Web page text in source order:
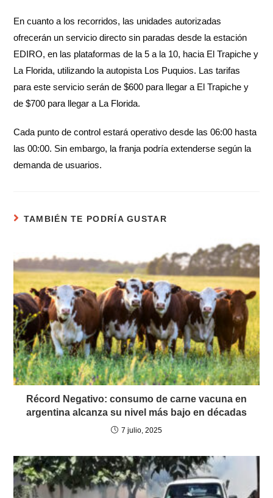
En cuanto a los recorridos, las unidades autorizadas
ofrecerán un servicio directo sin paradas desde la estación
EDIRO, en las plataformas de la 5 a la 10, hacia El Trapiche y
La Florida, utilizando la autopista Los Puquios. Las tarifas
para este servicio serán de $600 para llegar a El Trapiche y
de $700 para llegar a La Florida.
Cada punto de control estará operativo desde las 06:00 hasta
las 00:00. Sin embargo, la franja podría extenderse según la
demanda de usuarios.
TAMBIÉN TE PODRÍA GUSTAR
Récord Negativo: consumo de carne vacuna en
argentina alcanza su nivel más bajo en décadas
7 julio, 2025